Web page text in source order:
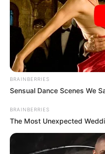
BRAINBERRIES
Sensual Dance Scenes We
BRAINBERRIES
The Most Unexpected